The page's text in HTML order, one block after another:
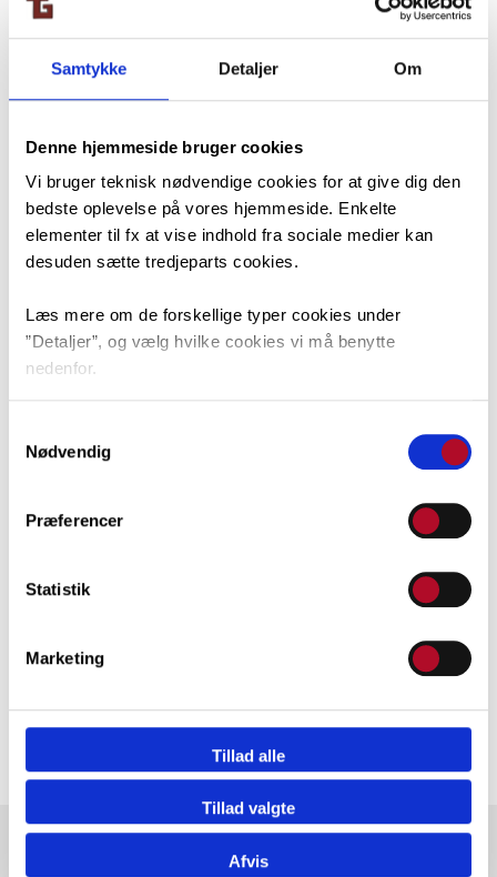
Samtykke Detaljer Om
Denne hjemmeside bruger cookies
Vi bruger teknisk nødvendige cookies for at give dig den
bedste oplevelse på vores hjemmeside. Enkelte
elementer til fx at vise indhold fra sociale medier kan
desuden sætte tredjeparts cookies.
Læs mere om de forskellige typer cookies under
”Detaljer”, og vælg hvilke cookies vi må benytte
nedenfor.
venstre hjørne.
Nødvendig
Præferencer
Statistik
Marketing
Tillad alle
Tillad valgte
Afvis
Asbjørn Theilade, AT